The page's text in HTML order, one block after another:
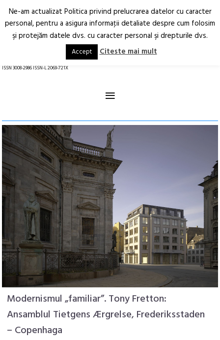
Arhitectură.
Oraș.
RO EN
ISSN 3008-2986 ISSN-L 2069-721X
≡
Modernismul „familiar”. Tony Fretton:
Ansamblul Tietgens Ærgrelse, Frederiksstaden
– Copenhaga
Ne-am actualizat Politica privind prelucrarea datelor cu caracter
personal, pentru a asigura informaţii detaliate despre cum folosim
şi protejăm datele dvs. cu caracter personal şi drepturile dvs.
Accept Citeste mai mult